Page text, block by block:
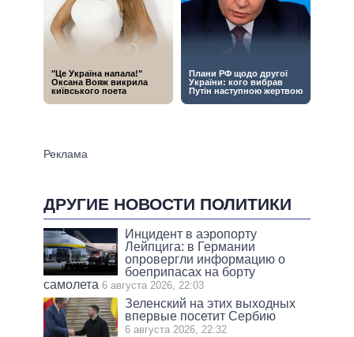
ДРУГИЕ НОВОСТИ ПОЛИТИКИ
Инцидент в аэропорту
Лейпцига: в Германии
опровергли информацию о
боеприпасах на борту
самолета 6 августа 2026, 22:03
Зеленский на этих выходных
впервые посетит Сербию
6 августа 2026, 22:32